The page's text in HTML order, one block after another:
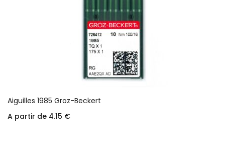
Aiguilles 1985 Groz-Beckert
A partir de 4.15 €